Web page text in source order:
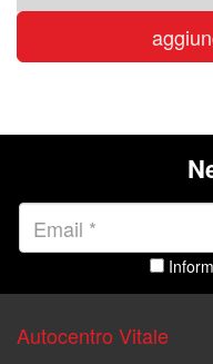
Autocentro Vitale